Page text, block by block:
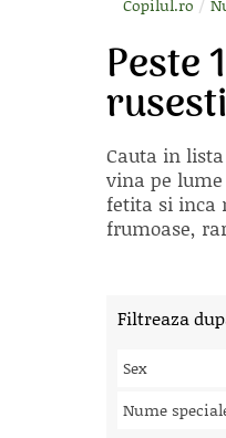
Copilul.ro
Peste
Cauta in
vina pe
fetita si inca
frumoase,
Filtreaza
Sex
Nume